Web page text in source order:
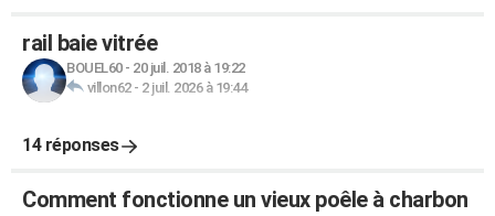
rail baie vitrée
BOUEL60- 20 juil. 2018 à 19:22
villon62- 2 juil. 2026 à 19:44
14 réponses
Comment fonctionne un vieux poêle à charbon